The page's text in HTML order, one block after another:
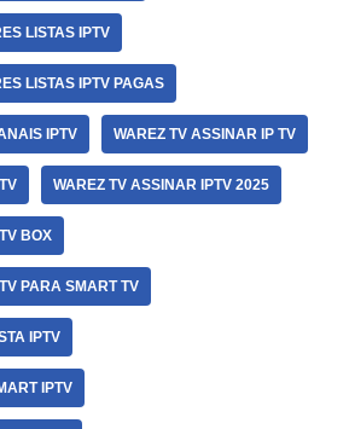
LISTAS IPTV
LISTAS IPTV PAGAS
IPTV WAREZ TV ASSINAR IP TV
WAREZ TV ASSINAR IPTV 2025
BOX
PARA SMART TV
IPTV
IPTV